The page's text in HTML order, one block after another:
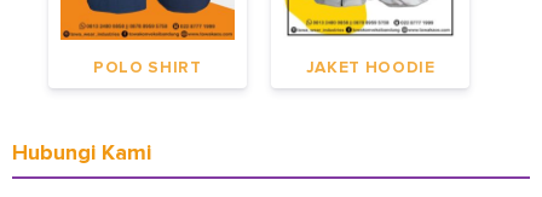
POLO SHIRT JAKET HOODIE
Hubungi Kami